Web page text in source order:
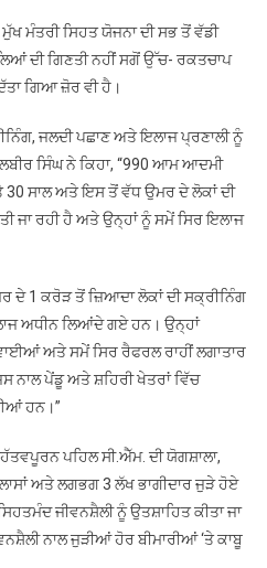
ਮੰਤਰੀ ਸਿਹਤ ਯੋਜਨਾ ਦੀ ਸਭ ਤੋਂ ਵੱਡੀ
ਦੀ ਗਿਣਤੀ ਨਹੀਂ ਸਗੋਂ ਉੱਚ- ਰਕਤਚਾਪ
ਗਿਆ ਜ਼ੋਰ ਵੀ ਹੈ।
ਜਲਦੀ ਪਛਾਣ ਅਤੇ ਇਲਾਜ ਪ੍ਰਣਾਲੀ ਨੂੰ
ਸਿੰਘ ਨੇ ਕਿਹਾ, “990 ਆਮ ਆਦਮੀ
30 ਸਾਲ ਅਤੇ ਇਸ ਤੋਂ ਵੱਧ ਉਮਰ ਦੇ ਲੋਕਾਂ ਦੀ
ਜਾ ਰਹੀ ਹੈ ਅਤੇ ਉਨ੍ਹਾਂ ਨੂੰ ਸਮੇਂ ਸਿਰ ਇਲਾਜ
ਦੇ 1 ਕਰੋੜ ਤੋਂ ਜ਼ਿਆਦਾ ਲੋਕਾਂ ਦੀ ਸਕ੍ਰੀਨਿੰਗ
ਅਧੀਨ ਲਿਆਂਦੇ ਗਏ ਹਨ। ਉਨ੍ਹਾਂ
ਅਤੇ ਸਮੇਂ ਸਿਰ ਰੈਫਰਲ ਰਾਹੀਂ ਲਗਾਤਾਰ
ਨਾਲ ਪੇਂਡੂ ਅਤੇ ਸ਼ਹਿਰੀ ਖੇਤਰਾਂ ਵਿੱਚ
ਹਨ।”
ਪਹਿਲ ਸੀ.ਐੱਮ. ਦੀ ਯੋਗਸ਼ਾਲਾ,
ਅਤੇ ਲਗਭਗ 3 ਲੱਖ ਭਾਗੀਦਾਰ ਜੁੜੇ ਹੋਏ
ਜੀਵਨਸ਼ੈਲੀ ਨੂੰ ਉਤਸ਼ਾਹਿਤ ਕੀਤਾ ਜਾ
ਨਾਲ ਜੁੜੀਆਂ ਹੋਰ ਬੀਮਾਰੀਆਂ ‘ਤੇ ਕਾਬੂ